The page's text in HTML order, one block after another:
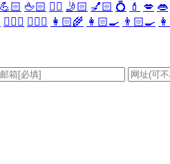
💪🏻 🖕🏻 ✍🏻 🤳🏻 💅🏻 💍 💄 💋 👄
👩🏻‍⚕️ 👨🏻‍⚕️ 👩🏻‍🌾 👩🏻‍🍳 👨🏻‍🍳